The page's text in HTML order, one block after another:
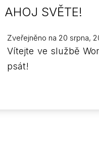
AHOJ SVĚTE!
Zveřejněno na 20 srpna,
Vítejte ve službě
psát!